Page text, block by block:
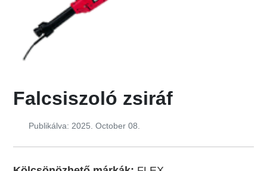
Falcsiszoló zsiráf
Publikálva: 2025. October 08.